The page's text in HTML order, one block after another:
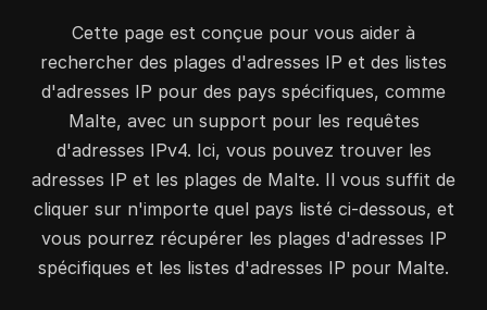
80.64.208.0
80.64.211.255
1024
80.71.48.0
80.71.63.255
4096
80.71.96.0
80.71.111.255
4096
80.77.192.0
80.77.207.255
4096
80.85.96.0
80.85.111.255
4096
74.85.218.0
74.85.218.255
256
77.25.128.0
77.25.255.255
32768
77.71.128.0
77.71.255.255
32768
85.119.120.0
85.119.127.255
2048
Cette page est conçue pour vous aider à
rechercher des plages d'adresses IP et des listes
d'adresses IP pour des pays spécifiques, comme
Malte, avec un support pour les requêtes
d'adresses IPv4. Ici, vous pouvez trouver les
adresses IP et les plages de Malte. Il vous suffit de
cliquer sur n'importe quel pays listé ci-dessous, et
vous pourrez récupérer les plages d'adresses IP
spécifiques et les listes d'adresses IP pour Malte.